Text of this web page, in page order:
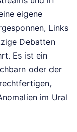
eigene
Links
Debatten
Es ist ein
oder der
im Ural